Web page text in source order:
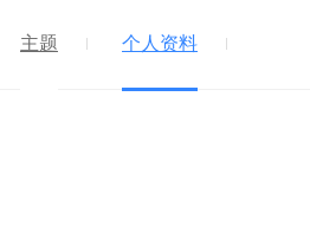
主题 个人资料